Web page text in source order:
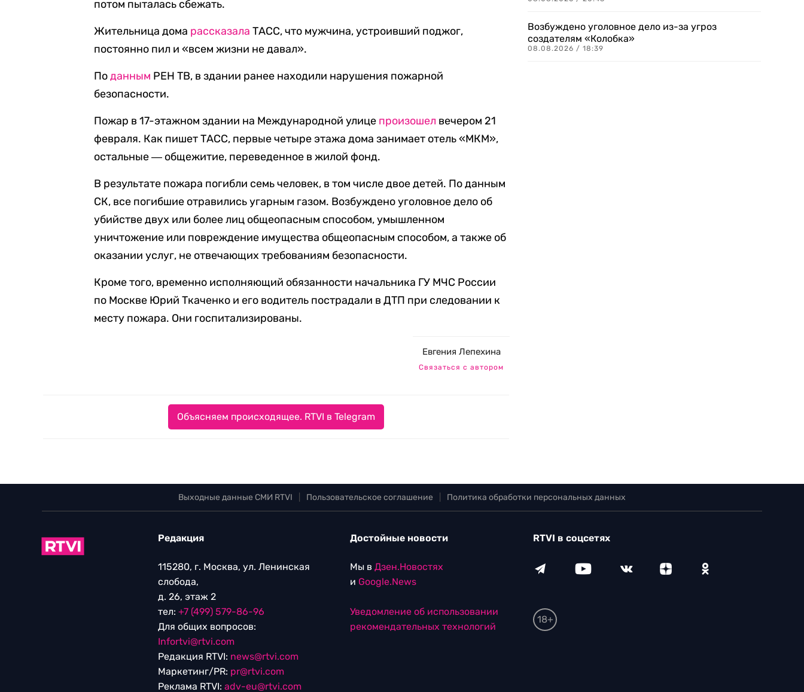
потом пыталась сбежать.
Жительница дома рассказала ТАСС, что мужчина, устроивший поджог,
постоянно пил и «всем жизни не давал».
Поданным РЕН ТВ, в здании ранее находили нарушения пожарной
безопасности.
Пожар в 17-этажном здании на Международной улице произошел вечером 21
февраля. Как пишет ТАСС, первые четыре этажа дома занимает отель «МКМ»,
остальные ― общежитие, переведенное в жилой фонд.
В результате пожара погибли семь человек, в том числе двое детей. По данным
СК, все погибшие отравились угарным газом. Возбуждено уголовное дело об
убийстве двух или более лиц общеопасным способом, умышленном
уничтожение или повреждение имущества общеопасным способом, а также об
оказании услуг, не отвечающих требованиям безопасности.
Кроме того, временно исполняющий обязанности начальника ГУ МЧС России
по Москве Юрий Ткаченко и его водитель пострадали в ДТП при следовании к
месту пожара. Они госпитализированы.
Евгения Лепехина
Связаться с автором
Объясняем происходящее. RTVI в Telegram
Возбуждено уголовное дело из-за угроз
создателям «Колобка»
08.08.2026 / 18:39
Выходные данные СМИ RTVI Пользовательское соглашение Политика обработки персональных данных
Редакция
115280, г. Москва, ул. Ленинская
слобода,
д. 26, этаж 2
тел: +7 (499) 579-86-96
Для общих вопросов:
Infortvi@rtvi.com
Редакция RTVI: news@rtvi.com
Маркетинг/PR: pr@rtvi.com
Реклама RTVI: adv-eu@rtvi.com
Достойные новости
Мы в Дзен.Новостях
и Google.News
Уведомление об использовании
рекомендательных технологий
RTVI в соцсетях
18+